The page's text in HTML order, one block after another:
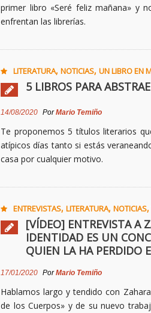
primer libro «Seré feliz mañana» y
enfrentan las librerías.
LITERATURA, NOTICIAS, UN LIBRO EN
5 LIBROS PARA
14/08/2020 PorMario Temiño
Te proponemos 5 títulos literarios
atípicos días tanto si estás
casa por cualquier motivo.
ENTREVISTAS, LITERATURA, NOTICIAS,
[VÍDEO] ENTREVISTA A
IDENTIDAD ES UN
QUIEN LA HA PERDIDO
17/01/2020 PorMario Temiño
Hablamos largo y tendido con
de los Cuerpos» y de su nuevo